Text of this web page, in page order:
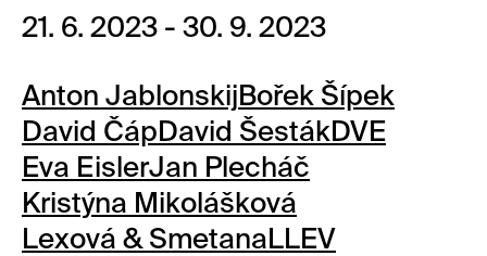
21. 6. 2023 - 30. 9. 2023
Anton Jablonskij Bořek Šípek
David Čáp David ŠestákDVE
Eva EislerJan Plecháč
Kristýna Mikolášková
Lexová & Smetana LLEV